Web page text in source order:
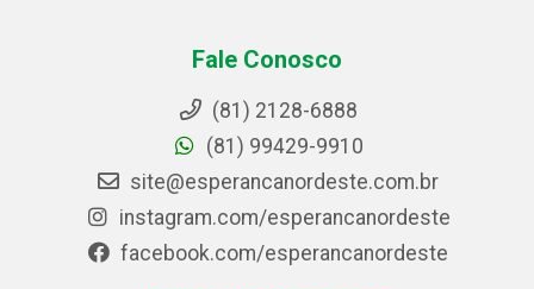
Fale Conosco
(81) 2128-6888
(81) 99429-9910
site@esperancanordeste.com.br
instagram.com/esperancanordeste
facebook.com/esperancanordeste